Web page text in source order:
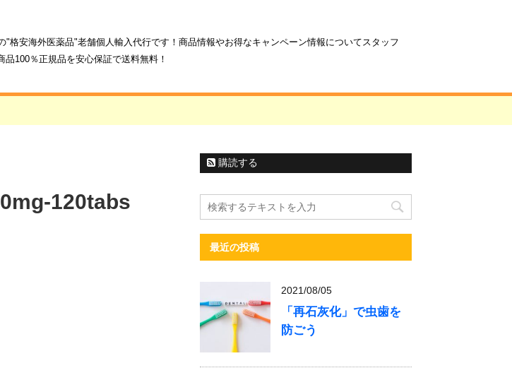
"格安海外医薬品"老舗個人輸入代行です！商品情報やお得なキャンペーン情報についてスタッフ
100％正規品を安心保証で送料無料！
120tabs
購読する
最近の投稿
2021/08/05
「再石灰化」で虫歯を
防ごう